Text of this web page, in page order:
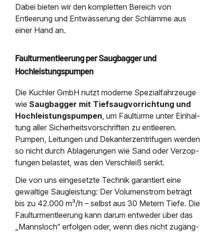
Entschlammung
Weitere Services mit
Mobile Schlamm-Entwässerung
Stellenangebote
Kontakt
Dabei bieten wir den kompletten Bereich von
Entleerung und Entwässerung der Schlämme aus
einer Hand an.
Faulturmentleerung per Saugbagger und
Hochleistungspumpen
Die Kuchler GmbH nutzt moderne Spezial­fahrzeuge
wieSaugbagger mit Tief­saug­vor­rich­tung und
Hochleistungspumpen, um Faultürme unter Ein­hal­
tung aller Sicher­heits­vor­schrif­ten zu ent­leeren.
Pumpen, Leitungen und Dekanter­zentri­fugen werden
so nicht durch Ablage­run­gen wie Sand oder Ver­zop­
fungen belastet, was den Verschleiß senkt.
Die von uns ein­ge­setzte Technik garan­tiert eine
gewaltige Saug­leistung: Der Volumen­strom beträgt
bis zu 42.000 m³/h – selbst aus 30 Metern Tiefe. Die
Faulturm­entleerung kann darum ent­weder über das
„Manns­loch“ erfolgen oder, wenn dies nicht zu­gäng­